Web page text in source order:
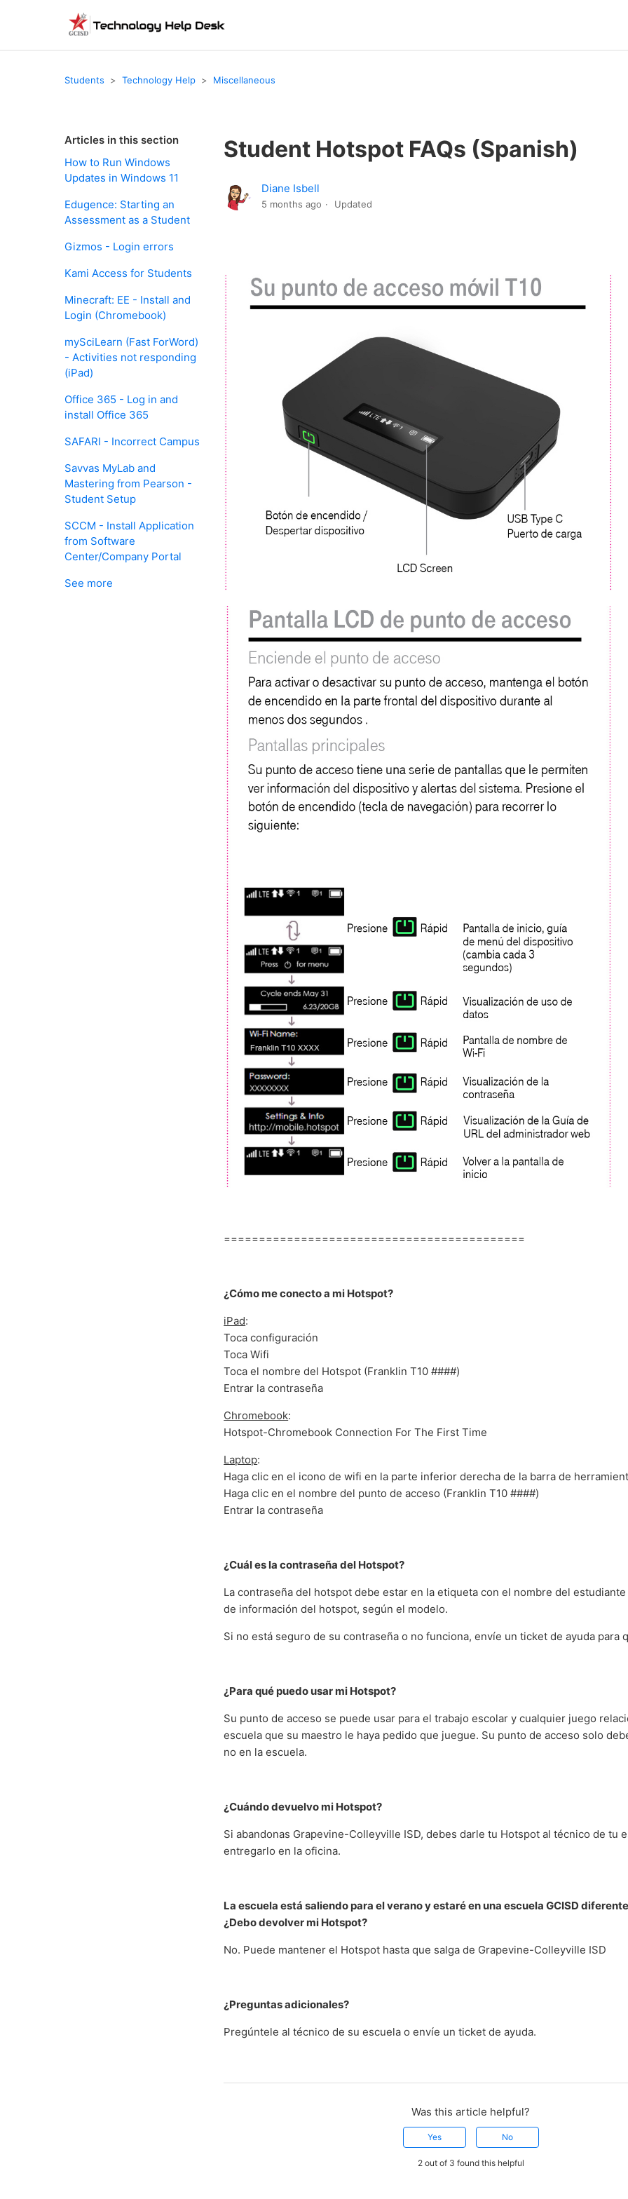
Students Technology Help Miscellaneous
Articles in this section
How to Run Windows
Updates in Windows 11
Edugence: Starting an
Assessment as a Student
Gizmos - Login errors
Kami Access for Students
Minecraft: EE - Install and
Login (Chromebook)
mySciLearn (Fast ForWord)
- Activities not responding
(iPad)
Office 365 - Log in and
install Office 365
SAFARI - Incorrect Campus
Savvas MyLab and
Mastering from Pearson -
Student Setup
SCCM - Install Application
from Software
Center/Company Portal
See more
Student Hotspot FAQs (Spanish)
Diane Isbell
5 months ago Updated
===========================================
¿Cómo me conecto a mi Hotspot?
iPad:
Toca configuración
Toca Wifi
Toca el nombre del Hotspot (Franklin T10 ####)
Entrar la contraseña
Chromebook:
Hotspot-Chromebook Connection For The First Time
Laptop:
Haga clic en el icono de wifi en la parte inferior derecha de la barra de
Haga clic en el nombre del punto de acceso (Franklin T10 ####)
Entrar la contraseña
¿Cuál es la contraseña del Hotspot?
La contraseña del hotspot debe estar en la etiqueta con el nombre del
de información del hotspot, según el modelo.
Si no está seguro de su contraseña o no funciona, envíe un ticket de ayuda para
¿Para qué puedo usar mi Hotspot?
Su punto de acceso se puede usar para el trabajo escolar y cualquier juego
escuela que su maestro le haya pedido que juegue. Su punto de acceso solo
no en la escuela.
¿Cuándo devuelvo mi Hotspot?
Si abandonas Grapevine-Colleyville ISD, debes darle tu Hotspot al técnico de tu
entregarlo en la oficina.
La escuela está saliendo para el verano y estaré en una escuela GCISD
¿Debo devolver mi Hotspot?
No. Puede mantener el Hotspot hasta que salga de Grapevine-Colleyville ISD
¿Preguntas adicionales?
Pregúntele al técnico de su escuela o envíe un ticket de ayuda.
Was this article helpful?
Yes No
2 out of 3 found this helpful